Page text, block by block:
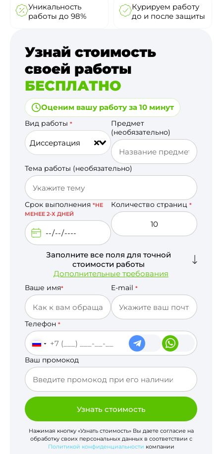
Уникальность
работы до 98%
Курируем работу
до и после защиты
Узнай стоимость
своей работы
БЕСПЛАТНО
Оценим вашу работу за 10 минут
Вид работы *
Диссертация
Предмет
(необязательно)
Тема работы (необязательно)
Срок выполнения *НЕ
МЕНЕЕ 2-Х ДНЕЙ
Количество страниц *
Заполните все поля для точной
стоимости работы
Дополнительные требования
Ваше имя* E-mail *
Телефон *
Ваш промокод
Узнать стоимость
Нажимая кнопку «Узнать стоимость» Вы даете согласие на
обработку своих персональных данных в соответствии с
Политикой конфиденциальности компании